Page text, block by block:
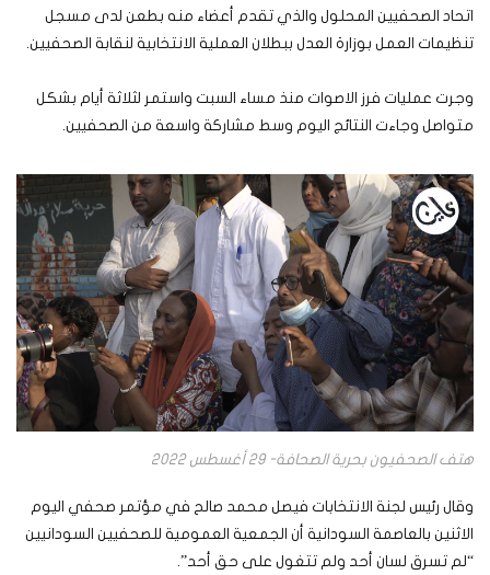
اتحاد الصحفيين المحلول والذي تقدم أعضاء منه بطعن لدى مسجل
تنظيمات العمل بوزارة العدل ببطلان العملية الانتخابية لنقابة الصحفيين.
وجرت عمليات فرز الاصوات منذ مساء السبت واستمر لثلاثة أيام بشكل
متواصل وجاءت النتائج اليوم وسط مشاركة واسعة من الصحفيين.
هتف الصحفيون بحرية الصحافة- 29 أغسطس 2022
وقال رئيس لجنة الانتخابات فيصل محمد صالح في مؤتمر صحفي اليوم
الاثنين بالعاصمة السودانية أن الجمعية العمومية للصحفيين السودانيين
“لم تسرق لسان أحد ولم تتغول على حق أحد”.